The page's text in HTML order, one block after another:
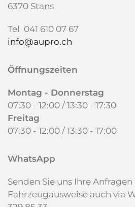
6370 Stans
Tel 041 610 07 67
info@aupro.ch
Öffnungszeiten
Montag - Donnerstag
07:30 - 12:00 / 13:30 - 17:30
Freitag
07:30 - 12:00 / 13:30 - 17:00
WhatsApp
Senden Sie uns Ihre Anfragen
Fahrzeugausweise auch via